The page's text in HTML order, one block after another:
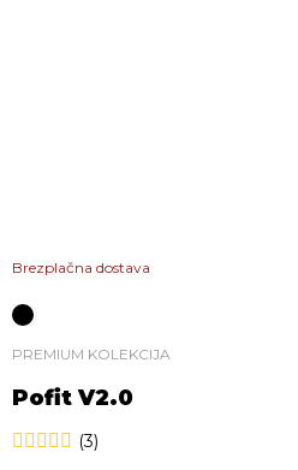
Brezplačna dostava
PREMIUM KOLEKCIJA
Pofit V2.0
(3)